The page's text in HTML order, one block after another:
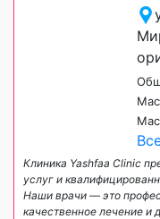
Клиника Yashfaa Clinic
услуг и
Наши врачи — это
качественное лечение и